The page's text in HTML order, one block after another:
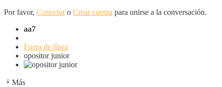
Por favor, Conectaro Crear cuenta para unirse a la conversación.
aa7
Fuera de línea
opositor junior
Más